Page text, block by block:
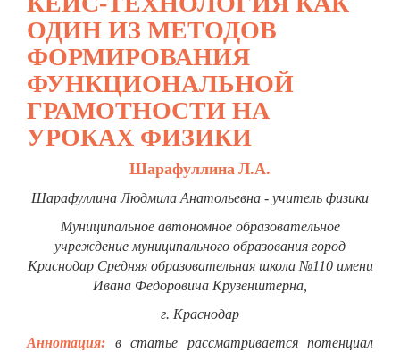
ОДИН ИЗ МЕТОДОВ
ФОРМИРОВАНИЯ
ФУНКЦИОНАЛЬНОЙ
ГРАМОТНОСТИ НА
УРОКАХ ФИЗИКИ
Шарафуллина Л.А.
Шарафуллина Людмила Анатольевна - учитель физики
Муниципальное автономное образовательное
учреждение муниципального образования город
Краснодар Средняя образовательная школа №110 имени
Ивана Федоровича Крузенштерна,
г. Краснодар
Аннотация:
в статье рассматривается потенциал